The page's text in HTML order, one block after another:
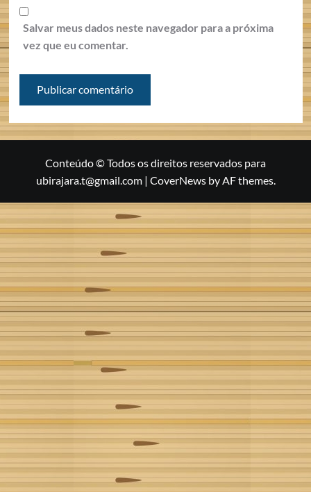
Salvar meus dados neste navegador para a próxima
vez que eu comentar.
Conteúdo © Todos os direitos reservados para
ubirajara.t@gmail.com | CoverNewsby AF themes.